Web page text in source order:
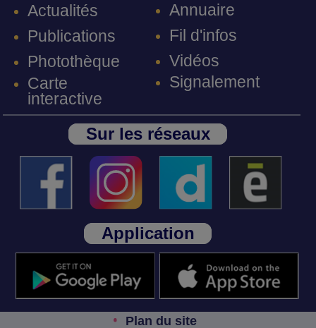
Actualités
Publications
Photothèque
Carte
interactive
Annuaire
Fil d'infos
Vidéos
Signalement
Sur les réseaux
Application
Plan du site